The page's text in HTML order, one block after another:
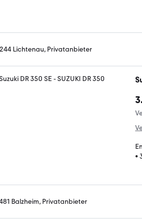
Lichtenau, Privatanbieter
•
Balzheim, Privatanbieter